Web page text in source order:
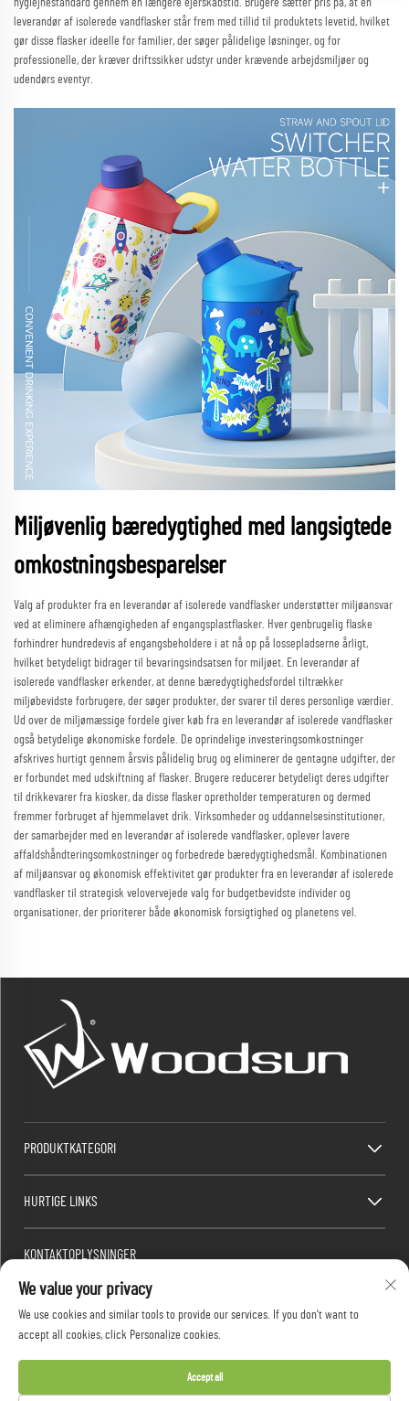
leverandør af isolerede vandflasker står frem med tillid til produktets levetid, hvilket
gør disse flasker ideelle for familier, der søger pålidelige løsninger, og for
professionelle, der kræver driftssikker udstyr under krævende arbejdsmiljøer og
udendørs eventyr.
Miljøvenlig bæredygtighed med langsigtede
omkostningsbesparelser
Valg af produkter fra en leverandør af isolerede vandflasker understøtter miljøansvar
ved at eliminere afhængigheden af engangsplastflasker. Hver genbrugelig flaske
forhindrer hundredevis af engangsbeholdere i at nå op på lossepladserne årligt,
hvilket betydeligt bidrager til bevaringsindsatsen for miljøet. En leverandør af
isolerede vandflasker erkender, at denne bæredygtighedsfordel tiltrækker
miljøbevidste forbrugere, der søger produkter, der svarer til deres personlige værdier.
Ud over de miljømæssige fordele giver køb fra en leverandør af isolerede vandflasker
også betydelige økonomiske fordele. De oprindelige investeringsomkostninger
afskrives hurtigt gennem årsvis pålidelig brug og eliminerer de gentagne udgifter, der
er forbundet med udskiftning af flasker. Brugere reducerer betydeligt deres udgifter
til drikkevarer fra kiosker, da disse flasker opretholder temperaturen og dermed
fremmer forbruget af hjemmelavet drik. Virksomheder og uddannelsesinstitutioner,
der samarbejder med en leverandør af isolerede vandflasker, oplever lavere
affaldshåndteringsomkostninger og forbedrede bæredygtighedsmål. Kombinationen
af miljøansvar og økonomisk effektivitet gør produkter fra en leverandør af isolerede
vandflasker til strategisk velovervejede valg for budgetbevidste individer og
organisationer, der prioriterer både økonomisk forsigtighed og planetens vel.
PRODUKTKATEGORI
HURTIGE LINKS
KONTAKTOPLYSNINGER
Factory/Office add : Dawang Industrial Park, Heshan By (syd for Kina National Highway
E-mail: [email protected]
Telefon:+86-13376626036
We value your privacy
We use cookies and similar tools to provide our services. If you don't want to
accept all cookies, click Personalize cookies.
Accept all